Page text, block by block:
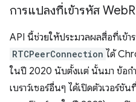
การแปลงที่เข้ารหัส Web
API นี้ช่วยให้ประมวลผลสื่อที่เข้า
RTCPeerConnection ได้
ในปี 2020 นับตั้งแต่ นั้นมา ข้อก
เบราว์เซอร์อื่นๆ ได้เปิดตัวเวอร์